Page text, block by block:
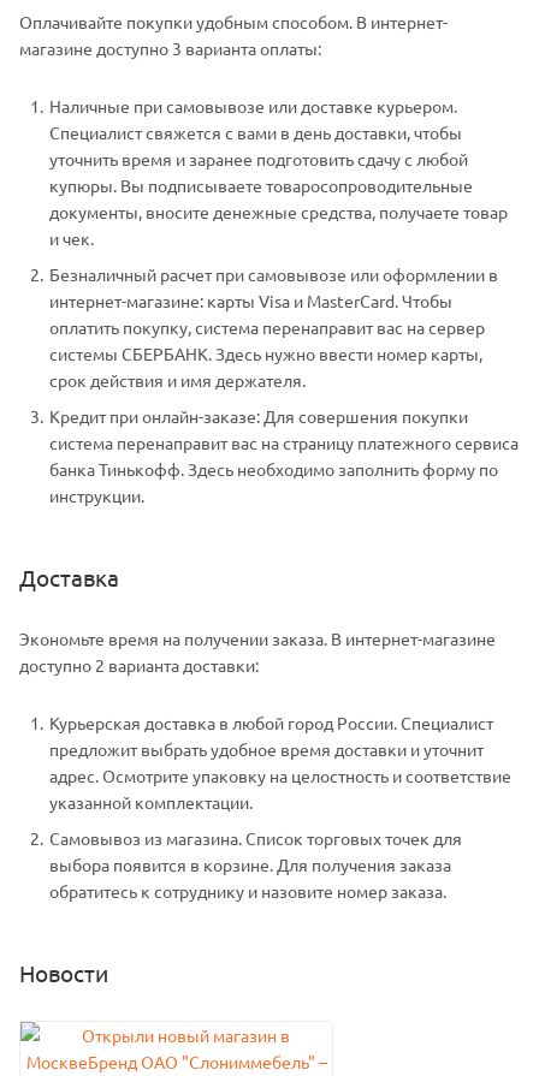
Оплачивайте покупки удобным способом. В интернет-
магазине доступно 3 варианта оплаты:
Наличные при самовывозе или доставке курьером.
Специалист свяжется с вами в день доставки, чтобы
уточнить время и заранее подготовить сдачу с любой
купюры. Вы подписываете товаросопроводительные
документы, вносите денежные средства, получаете товар
и чек.
Безналичный расчет при самовывозе или оформлении в
интернет-магазине: карты Visa и MasterCard. Чтобы
оплатить покупку, система перенаправит вас на сервер
системы СБЕРБАНК. Здесь нужно ввести номер карты,
срок действия и имя держателя.
Кредит при онлайн-заказе: Для совершения покупки
система перенаправит вас на страницу платежного сервиса
банка Тинькофф. Здесь необходимо заполнить форму по
инструкции.
Доставка
Экономьте время на получении заказа. В интернет-магазине
доступно 2 варианта доставки:
Курьерская доставка в любой город России. Специалист
предложит выбрать удобное время доставки и уточнит
адрес. Осмотрите упаковку на целостность и соответствие
указанной комплектации.
Самовывоз из магазина. Список торговых точек для
выбора появится в корзине. Для получения заказа
обратитесь к сотруднику и назовите номер заказа.
Новости